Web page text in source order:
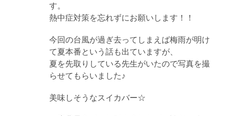
す。
熱中症対策を忘れずにお願いします！！
今回の台風が過ぎ去ってしまえば梅雨が明け
て夏本番という話も出ていますが、
夏を先取りしている先生がいたので写真を撮
らせてもらいました♪
美味しそうなスイカバー☆